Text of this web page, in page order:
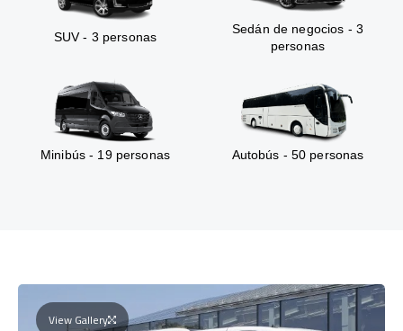
SUV - 3 personas
Sedán de negocios - 3
personas
Minibús - 19 personas Autobús - 50 personas
View Gallery